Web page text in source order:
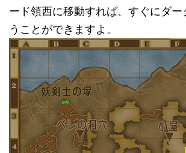
ード領西に移動すれば、すぐにダ
うことができますよ。